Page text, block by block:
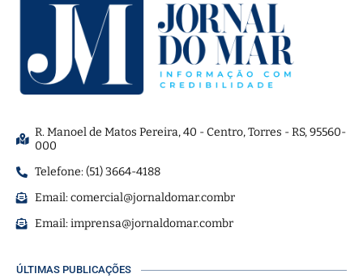
R. Manoel de Matos Pereira, 40 - Centro, Torres - RS, 95560-
000
Telefone: (51) 3664-4188
Email:comercial@jornaldomar.combr
Email:imprensa@jornaldomar.combr
ÚLTIMAS PUBLICAÇÕES